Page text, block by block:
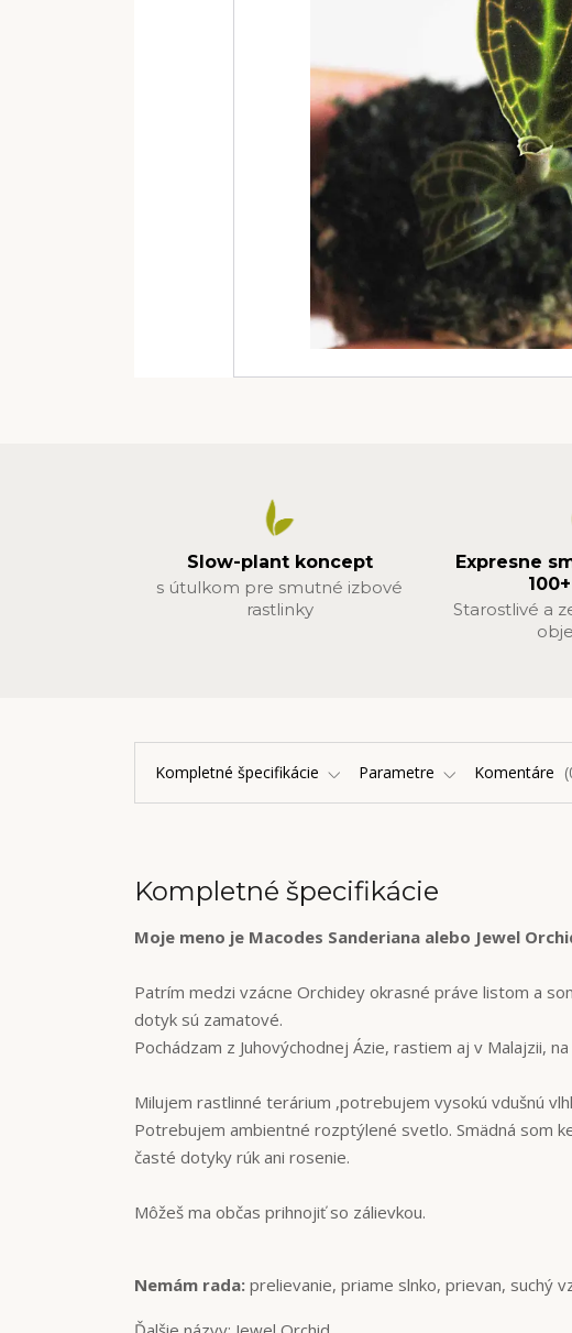
Slow-plant koncept
s útulkom pre smutné izbové
rastlinky
Expresne
Starostlivé a
Kompletné špecifikácie Parametre Komentáre
Kompletné špecifikácie
Moje meno je Macodes Sanderiana alebo Jewel
Patrím medzi vzácne Orchidey okrasné práve listom a
dotyk sú zamatové.
Pochádzam z Juhovýchodnej Ázie, rastiem aj v Malajzii, na
Milujem rastlinné terárium ,potrebujem vysokú vdušnú
Potrebujem ambientné rozptýlené svetlo. Smädná som
časté dotyky rúk ani rosenie.
Môžeš ma občas prihnojiť so zálievkou.
Nemám rada: prelievanie, priame slnko, prievan, suchý